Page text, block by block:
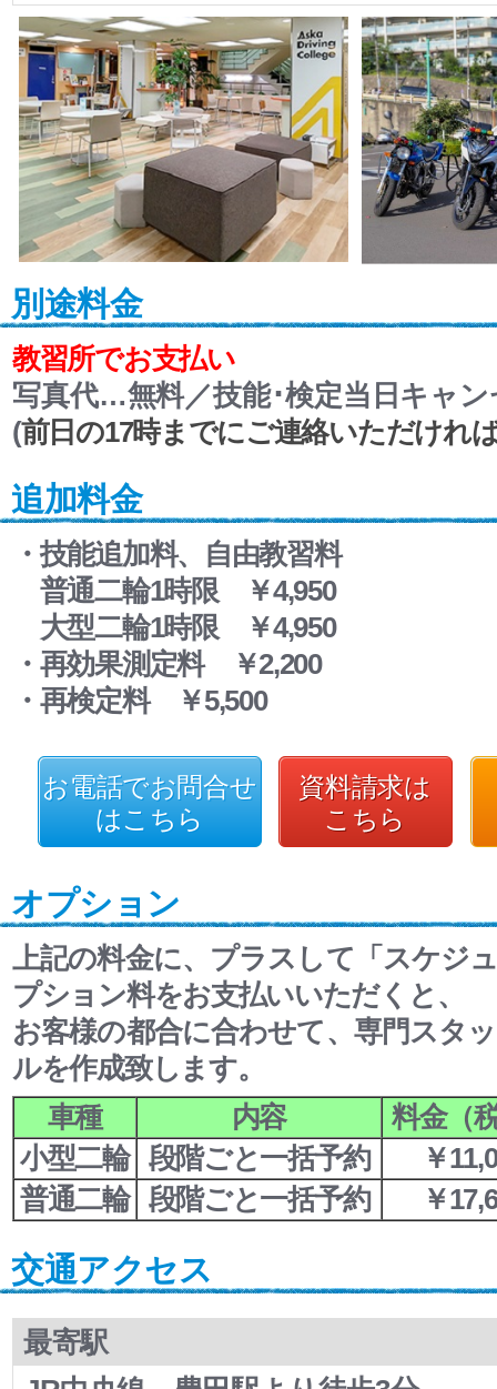
別途料金
教習所でお支払い
写真代…無料／技能･検定当日キャ
(前日の17時までにご連絡いただけれ
追加料金
・技能追加料、自由教習料
普通二輪1時限 ￥4,950
大型二輪1時限 ￥4,950
・再効果測定料 ￥2,200
・再検定料 ￥5,500
お電話でお問合せ
はこちら
資料請求は
こちら
オプション
上記の料金に、プラスして「スケジ
プション料をお支払いいただくと、
お客様の都合に合わせて、専門スタ
ルを作成致します。
車種
内容
料金（
小型二輪 段階ごと一括予約
￥
普通二輪 段階ごと一括予約 ￥
交通アクセス
最寄駅